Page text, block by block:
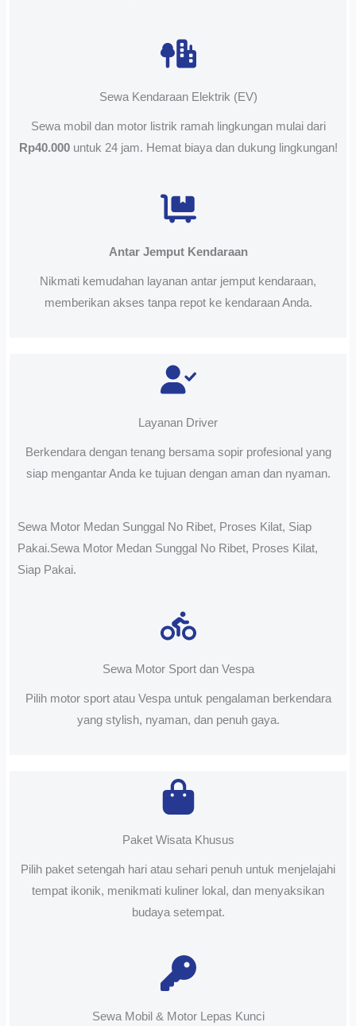
Sewa Kendaraan Elektrik (EV)
Sewa mobil dan motor listrik ramah lingkungan mulai dari
Rp40.000untuk 24 jam. Hemat biaya dan dukung lingkungan!
Antar Jemput Kendaraan
Nikmati kemudahan layanan antar jemput kendaraan,
memberikan akses tanpa repot ke kendaraan Anda.
Layanan Driver
Berkendara dengan tenang bersama sopir profesional yang
siap mengantar Anda ke tujuan dengan aman dan nyaman.
Sewa Motor Medan Sunggal No Ribet, Proses Kilat, Siap
Pakai.Sewa Motor Medan Sunggal No Ribet, Proses Kilat,
Siap Pakai.
Sewa Motor Sport dan Vespa
Pilih motor sport atau Vespa untuk pengalaman berkendara
yang stylish, nyaman, dan penuh gaya.
Paket Wisata Khusus
Pilih paket setengah hari atau sehari penuh untuk menjelajahi
tempat ikonik, menikmati kuliner lokal, dan menyaksikan
budaya setempat.
Sewa Mobil & Motor Lepas Kunci